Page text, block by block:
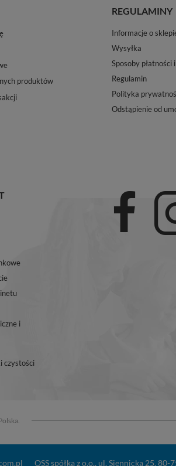
produktów
REGULAMINY
Informacje o
Wysyłka
Sposoby płatności
Regulamin
Polityka
Odstąpienie od
i
czystości
.
OSS spółka z o.o., ul. Siennicka 25, 80-